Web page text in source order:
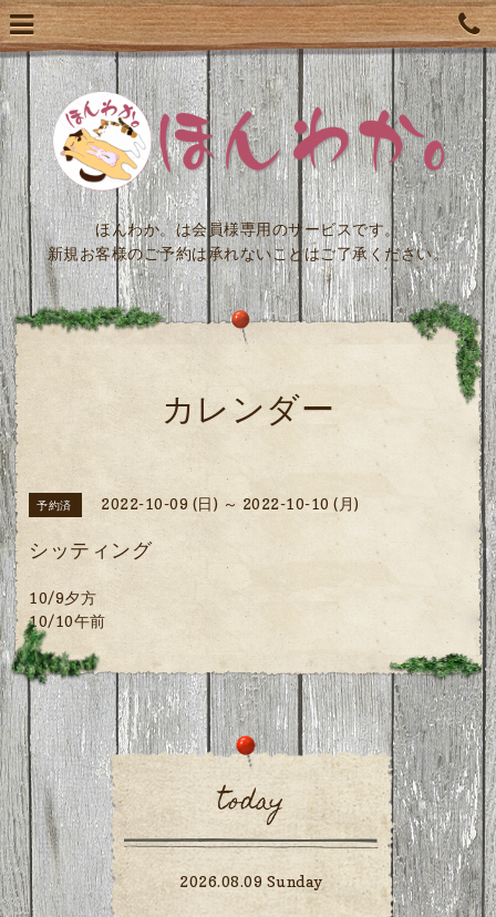
ほんわか。は会員様専用のサービスです。
新規お客様のご予約は承れないことはご了承ください。
カレンダー
予約済 2022-10-09 (日) ～ 2022-10-10 (月)
シッティング
10/9夕方
10/10午前
today
2026.08.09 Sunday